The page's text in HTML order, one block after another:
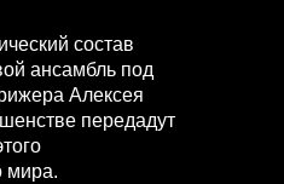
состав
ансамбль под
Алексея
передадут
мира.